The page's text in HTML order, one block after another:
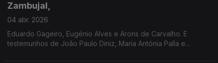
Zambujal,
04 abr. 2026
Eduardo Gageiro, Eugénio Alves e Arons de Carvalho. E
testemunhos de João Paulo Diniz, Maria Antónia Palla e